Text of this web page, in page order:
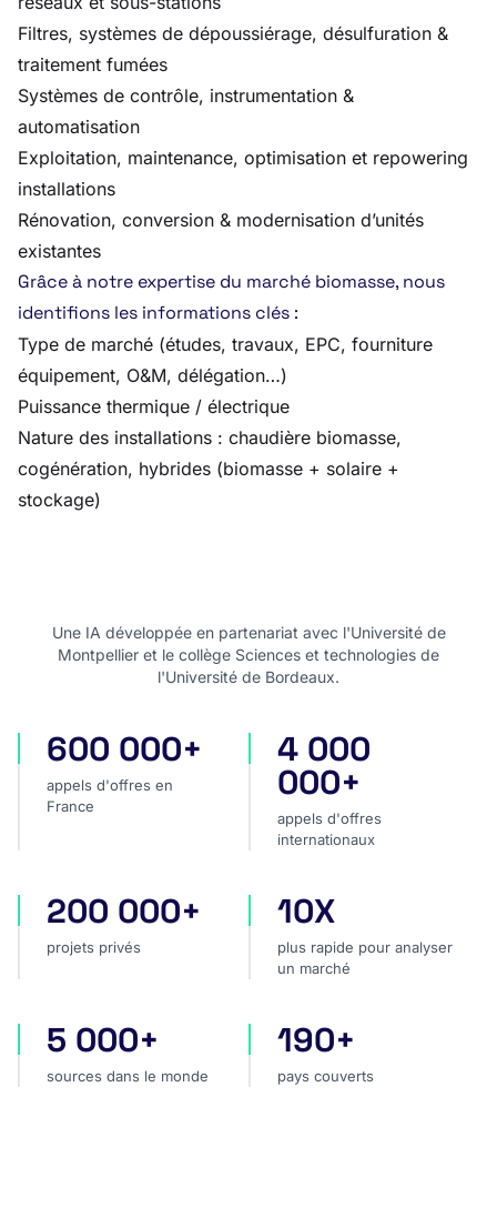
Filtres, systèmes de dépoussiérage, désulfuration &
traitement fumées
Systèmes de contrôle, instrumentation &
automatisation
Exploitation, maintenance, optimisation et repowering
installations
Rénovation, conversion & modernisation d’unités
existantes
Grâce à notre expertise du marché biomasse, nous
identifions les informations clés :
Type de marché (études, travaux, EPC, fourniture
équipement, O&M, délégation…)
Puissance thermique / électrique
Nature des installations : chaudière biomasse,
cogénération, hybrides (biomasse + solaire +
stockage)
Une IA développée en partenariat avec l'Université de
Montpellier et le collège Sciences et technologies de
l'Université de Bordeaux.
appels d'offres en France
600 000+
appels d'offres en
France
appels d'offres
4 000
000+
appels d'offres
internationaux
projets privés
200 000+
projets privés
plus rapide pour analyser
10X
plus rapide pour analyser
un marché
sources dans le monde
5 000+
sources dans le monde
pays couverts
190+
pays couverts